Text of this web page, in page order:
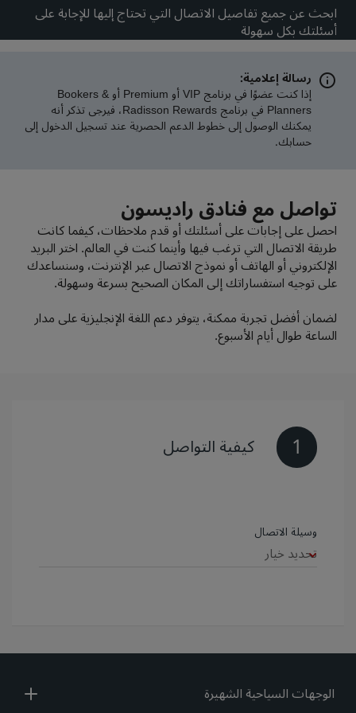
بارك بلازا بارك إن باي راديسون
Prize by Radisson كانتري إن آند سويتس
Kunlun
Golden Tulip
فنادق في وسط المدينة
تفضل بزيارة مدونتنا
ابحث عن جميع تفاصيل الاتصال التي تحتاج إليها للإجابة على
أسئلتك بكل سهولة
رسالة إعلامية:
إذا كنت عضوًا في برنامج VIP أو Premium أو Bookers &
Planners في برنامج Radisson Rewards، فيرجى تذكر أنه
يمكنك الوصول إلى خطوط الدعم الحصرية عند تسجيل الدخول إلى
حسابك.
تواصل مع فنادق راديسون
احصل على إجابات على أسئلتك أو قدم ملاحظات، كيفما كانت
طريقة الاتصال التي ترغب فيها وأينما كنت في العالم. اختر البريد
الإلكتروني أو الهاتف أو نموذج الاتصال عبر الإنترنت، وسنساعدك
على توجيه استفساراتك إلى المكان الصحيح بسرعة وسهولة.
لضمان أفضل تجربة ممكنة، يتوفر دعم اللغة الإنجليزية على مدار
الساعة طوال أيام الأسبوع.
1 كيفية التواصل
‏‫وسيلة الاتصال‬
الوجهات السياحية الشهيرة